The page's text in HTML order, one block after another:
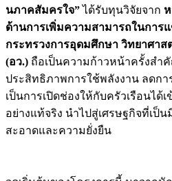
นภาคสัมครใจ”ได้รับทุนวิจัยจาก
ด้านการเพิ่มความสามารถในการ
กระทรวงการอุดมศึกษา วิทยาศาส
(อว.) ถือเป็นความก้าวหน้าครั้งสำ
ประสิทธิภาพการใช้พลังงาน ลดกา
เป็นการเปิดช่องให้กับครัวเรือนได้
อย่างแท้จริง นำไปสู่เศรษฐกิจที่เป็
สะอาดและความยั่งยืน